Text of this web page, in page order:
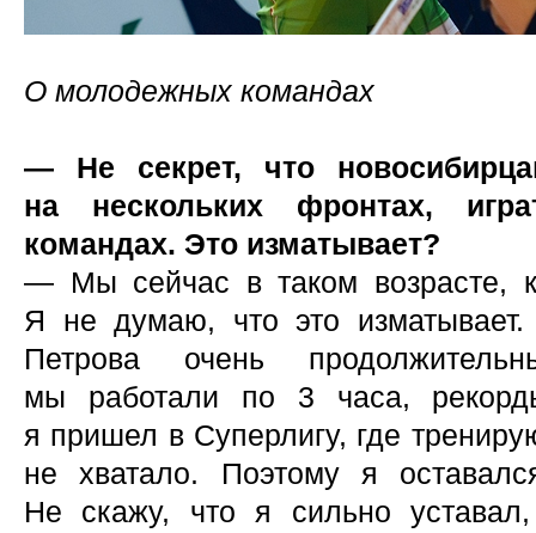
О молодежных командах
— Не секрет, что
на нескольких фронтах,
командах. Это изматывает?
— Мы сейчас в таком возрасте,
Я не думаю, что это
Петрова очень
мы работали по 3 часа,
я пришел в Суперлигу, где
не хватало. Поэтому я
Не скажу, что я сильно уставал,